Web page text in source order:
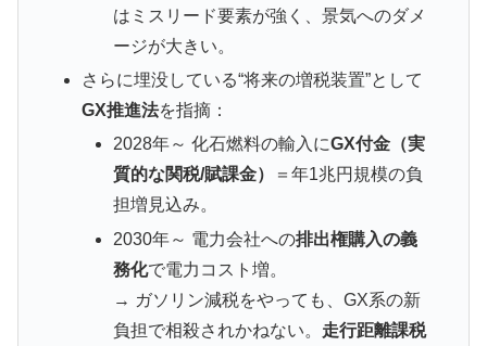
はミスリード要素が強く、景気へのダメ
ージが大きい。
さらに埋没している“将来の増税装置”として
GX推進法を指摘：
2028年～ 化石燃料の輸入にGX付金（実
質的な関税/賦課金）
＝年1兆円規模の負
担増見込み。
2030年～ 電力会社への排出権購入の義
務化で電力コスト増。
→ ガソリン減税をやっても、GX系の新
負担で相殺されかねない。 走行距離課税